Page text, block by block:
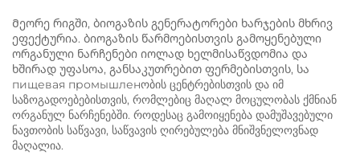
Მეორე რიგში, ბიოგაზის გენერატორები ხარჯების მხრივ
ეფექტურია. ბიოგაზის წარმოებისთვის გამოყენებული
ორგანული ნარჩენები იოლად ხელმისაწვდომია და
ხშირად უფასოა, განსაკუთრებით ფერმებისთვის, სა
пищевая промышленობის ცენტრებისთვის და იმ
საზოგადოებებისთვის, რომლებიც მაღალ მოცულობას ქმნიან
ორგანულ ნარჩენებში. როდესაც გამოიყენება დამუშავებული
ნავთობის საწვავი, საწვავის ღირებულება მნიშვნელოვნად
მაღალია.